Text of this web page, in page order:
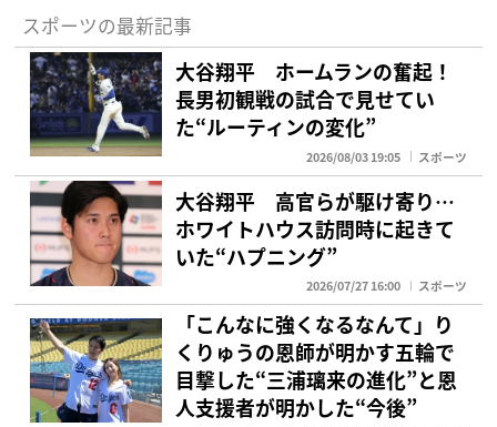
スポーツの最新記事
大谷翔平 ホームランの奮起！
長男初観戦の試合で見せてい
た“ルーティンの変化”
2026/08/03 19:05 スポーツ
大谷翔平 高官らが駆け寄り…
ホワイトハウス訪問時に起きて
いた“ハプニング”
2026/07/27 16:00 スポーツ
「こんなに強くなるなんて」り
くりゅうの恩師が明かす五輪で
目撃した“三浦璃来の進化”と恩
人支援者が明かした“今後”